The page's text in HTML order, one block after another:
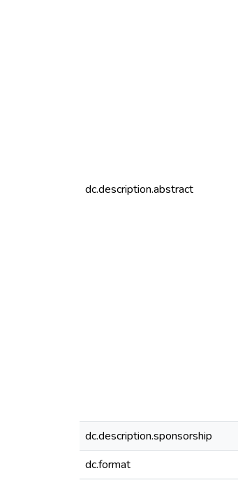
dc.description.abstract
dc.description.sponsorship
dc.format